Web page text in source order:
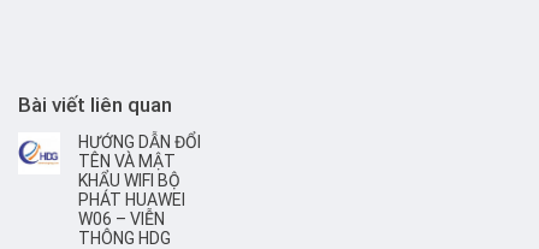
Bài viết liên quan
HƯỚNG DẪN ĐỔI
TÊN VÀ MẬT
KHẨU WIFI BỘ
PHÁT HUAWEI
W06 – VIỄN
THÔNG HDG